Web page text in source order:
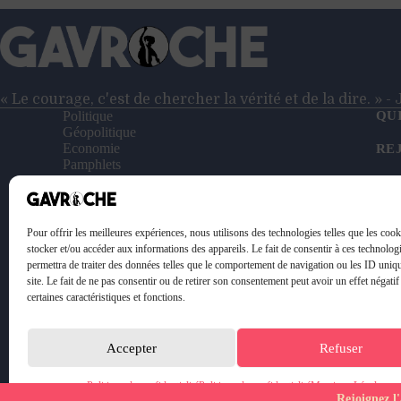
Pour offrir les meilleures expériences, nous utilisons des technologies telles que les
stocker et/ou accéder aux informations des appareils. Le fait de consentir à ces
permettra de traiter des données telles que le comportement de navigation ou les ID
site. Le fait de ne pas consentir ou de retirer son consentement peut avoir un effet
certaines caractéristiques et fonctions.
Accepter Refuser
Politique de confidentialitéPolitique de confidentialitéMentions Légales
crise
de
2008
!?
« Le courage, c'est de chercher la vérité et de la dire. » -
Politique
Géopolitique
Economie
Pamphlets
Entretiens
Reportages
Le Petit Gavroche